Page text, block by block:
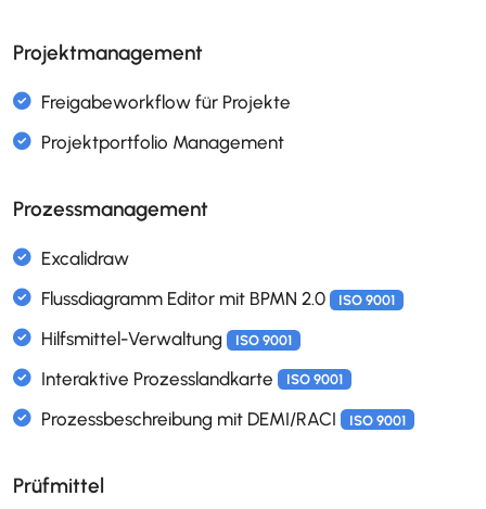
Aufbauorganisation
Dienstjubiläen
ISO 9001
Geburtstagsliste
Monatsabschluss
Organigramm
Personaladministration
Skills- und Kompetenzenmanagement
Projektmanagement
Prozessmanagement
Prüfmittel